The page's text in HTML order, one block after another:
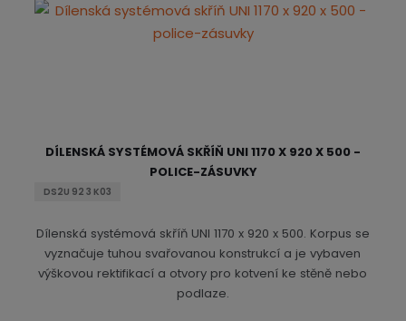
DÍLENSKÁ SYSTÉMOVÁ SKŘÍŇ UNI 1170 X 920 X 500 -
POLICE-ZÁSUVKY
DS2U 92 3 K03
Dílenská systémová skříň UNI 1170 x 920 x 500. Korpus se
vyznačuje tuhou svařovanou konstrukcí a je vybaven
výškovou rektifikací a otvory pro kotvení ke stěně nebo
podlaze.